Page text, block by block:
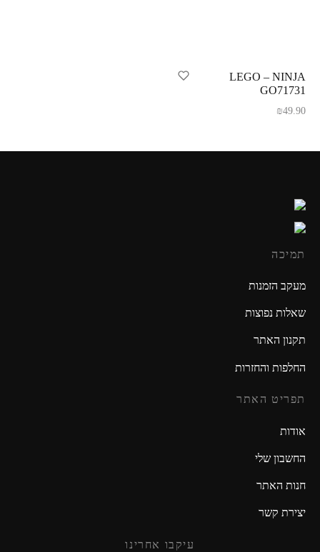
LEGO – NINJA
GO71731
₪49.90
תמיכה
מעקב הזמנות
שאלות נפוצות
תקנון האתר
החלפות והחזרות
תפריט האתר
אודות
החשבון שלי
חנות האתר
יצירת קשר
עיקבו אחרינו